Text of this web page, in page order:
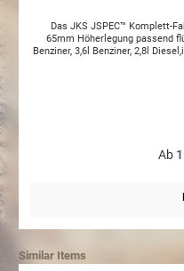
Das JKS JSPEC™ Komplett-Fahrwerk mit FOX Dämpfern 2,5'' / + ca. 65mm Höherlegung passend flür Jeep Wrangler JK ab 2007-2018, 3,8l Benziner, 3,6l Benziner, 2,8l Diesel,inkl. Teilegutachten Sie sind unzufrieden mit dem Fahrverhalten Ihres Jeep Wrangler JK bzw. dem zur Zeit verbauten Fahrwerk? Er fährt sich schwammig ? Dann sind die Komplettfahrwerke aus dem Hause JKS genau das Richtige für Sie! Das JKS Fahrwerk ist perfekt für die Strasse geeignet und Schotter, Auswaschungen, Schlaglöcher können bedeutend schneller und sicherer befahren werden. Auf Langstrecken oder wenn Ihr Jeepschwer beladen ist werden die herkömmlichen Stoßdämpfer sehr stark beansprucht. Das JKS Fahrwerk ist mit hochwertigen FOX Stoßdämpfer ausgestattet. Als Standard kommen dieFOX 2.0 Adventure Serie IFP zum Einsatz, lassen sich jedoch für ein noch besseres Fahrverhalten gegen Aufpreis durch die FOX 2.0 Factory Reservoir Stoßdämpfer ersetzen. Diese leiten durch ihren geschmiedeten Aluminium-Druckkörper die Hitze optimal ab und sind zudem in einer einstellbaren Variante erhältlich. Alle Bauteile sind optimal aufeinander abgestimmt und sorgen für ein gutes kompfortables Fahrverhalten. Die JKS Fahrwerke sind individuell erweiterbar. Lieferumfang: JKS JSPEC Komplett-Fahrwerk 2,5" 4 FOX 2.0 Gasdruck Stoßdämpfer 2 JKS Schraubenfedern progressiv vorne 2 JKS Schraubenfedern progressiv hinten 1 JKS Stabistangeset hinten einstellbar 0-6'' 1 JKS Panhardstab OGS vorne verstärkt einstellbar 0-6'' 1 JKS Panhardstabhalterverlängerung hinten 4 JKS Verlängerungen Bremsleitungen vorne + hinten 4 JKS Achsanschlag vorne + hinten TÜV Gutachten FOX 2.0 Gasdruck Stoßdämpfer 1. FOX 2.0 Adventure Serie IFP Das IFP-Design (Internal Floating Piston) trennt das hochwertige Dämpfer-Öl von dem unter Druck stehenden Stickstoff. Durch das IPF Design und die Trennung verhindern die FOX Dämpfer das Aufschäumen des Öles bei hoher Belastung, um eine langanhaltende und gleichbleibende Leistung der Dämpfer zu erzielen. 2. FOX 2.0 Performance Serie mit Reservoir Durch das zusätzliche Reservoir und den Aluminium-Körper der Dämpfer, der damit verbundenen größeren Dämpferoberfläche und der größeren Füllmenge leiten diese Dämpfer die Hitzeentwicklung in den Dämpfern noch besser na außen ab um ein deutlich längeres und stablileres Dämpferverhalten auch bei extremer Belastung zu erreichen. 3. FOX 2.0 Performance Serie mit Reservoir - einstellbar Die HighEnd Variante der FOX Dämpfer in Verbindung mit den JKS Fahrwerken stellen die einstellbaren FOX Dämpfer mit Reservior im Aluminium Gehäuse dar. Die Dämpfer lassen sich über 8 Stufen von sehr weich bis zu straff einstellen und sind daher für den individuellen Geschmack und das Gelände entsprechend anpassbar. Sie haben noch Fragen zu diesem Produkt, oder wünschen eine persönliche Beratung? Gerne hilft Ihnen einer unserer Servicemitarbeiter weiter! 09306-9845532 Warum das JSPEC™ Fahrwerks-System von JKS - in Verbindung mit den FOX Gasdruckdämpfern - für den Wrangler JK und JK Unlimited? Die JSPEC™ Fahrwerke mit FOX Dämpfern in 2,5 Zoll und 3,5 Zoll sind als Komplett-Fahrwerks-Systeme zusammen gestellt, für JK Fahrerinnen und Fahrer, die die perfekte Kombination zwischen On-Road und Off-Road suchen! JKS bietet über 25 Jahre Erfahrung mit "High Quality" Produkten für den Jeep. Der Jeep soll unter der Woche als echtes Alltagsauto funktionieren, mit dem längere Autobahnfahrten keine Herausforderung sind, sondern sich stabil und komfortabel bewältigen lassen. Am Wochenende soll der JK auch im Gelände ideal funktionieren und das Fahrwerk nicht das Limit für den Offroad-Spaß darstellen und jeder Herausforderung gewachsen sein. Mit den JKS Fahrwerken haben Sie die Wahl, ein dezentes Upgrade um das Fahrverhalten zu verbessern und auf der Autobahn, der Landstraße oder eben auch auf Schotterwegen und im Gelände eine gute Figur zu machen. Oder einen auffälligen Offroader zu kreieren, der die Blicke auf sich zieht und trotzdem alltagstauglich bleibt. Mit dem Fahrwerk-System haben sich einen perfekten Beginn für den anspruchsvollen Jeep JK Fahrer, ihren Jeep Wrangler JK zu individualisieren. Die JSPEC™ Fahrwerks-Systeme von JKS bieten die
Ab
Similar Items